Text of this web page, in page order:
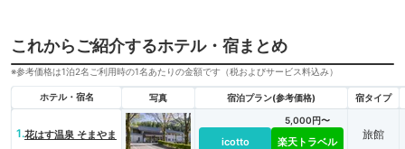
これからご紹介するホテル・宿まとめ
※参考価格は1泊2名ご利用時の1名あたりの金額です（税およびサービス料込み）
ホテル・宿名 写真 宿泊プラン(参考価格) 宿タイプ
1.花はす温泉 そまやま
icotto
5,000円〜
楽天トラベル
旅館